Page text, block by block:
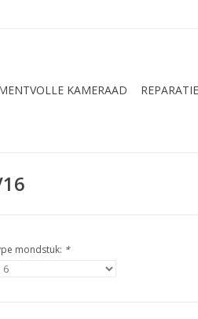
KAMERAAD
mondstuk: *